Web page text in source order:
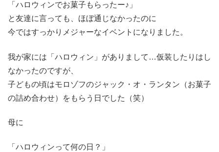
「ハロウィンでお菓子もらったー♪」
と友達に言っても、ほぼ通じなかったのに
今ではすっかりメジャーなイベントになりました。
我が家には「ハロウィン」がありまして…仮装したりはし
なかったのですが、
子どもの頃はモロゾフのジャック・オ・ランタン（お菓子
の詰め合わせ）をもらう日でした（笑）
母に
「ハロウィンって何の日？」